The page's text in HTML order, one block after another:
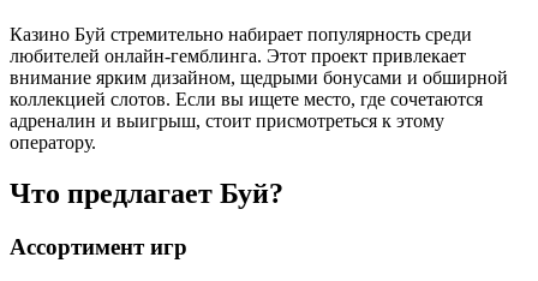
Казино Буй стремительно набирает популярность среди
любителей онлайн-гемблинга. Этот проект привлекает
внимание ярким дизайном, щедрыми бонусами и обширной
коллекцией слотов. Если вы ищете место, где сочетаются
адреналин и выигрыш, стоит присмотреться к этому
оператору.
Что предлагает Буй?
Ассортимент игр